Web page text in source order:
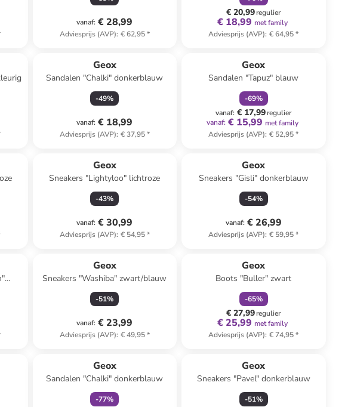
vanaf: € 28,99
Adviesprijs (AVP): € 62,95*
€ 20,99regulier
€ 18,99 met family
Adviesprijs (AVP): € 64,95*
Geox
Sandalen "Chalki" donkerblauw
-49%
vanaf: € 18,99
Adviesprijs (AVP): € 37,95*
Geox
Sandalen "Tapuz" blauw
-69%
vanaf: € 17,99regulier
vanaf: € 15,99 met family
Adviesprijs (AVP): € 52,95*
Geox
Sneakers "Lightyloo" lichtroze
-43%
vanaf: € 30,99
Adviesprijs (AVP): € 54,95*
Geox
Sneakers "Gisli" donkerblauw
-54%
vanaf: € 26,99
Adviesprijs (AVP): € 59,95*
Geox
Sneakers "Washiba" zwart/blauw
-51%
vanaf: € 23,99
Adviesprijs (AVP): € 49,95*
Geox
Boots "Buller" zwart
-65%
€ 27,99regulier
€ 25,99 met family
Adviesprijs (AVP): € 74,95*
Geox
Sandalen "Chalki" donkerblauw
-77%
Geox
Sneakers "Pavel" donkerblauw
-51%